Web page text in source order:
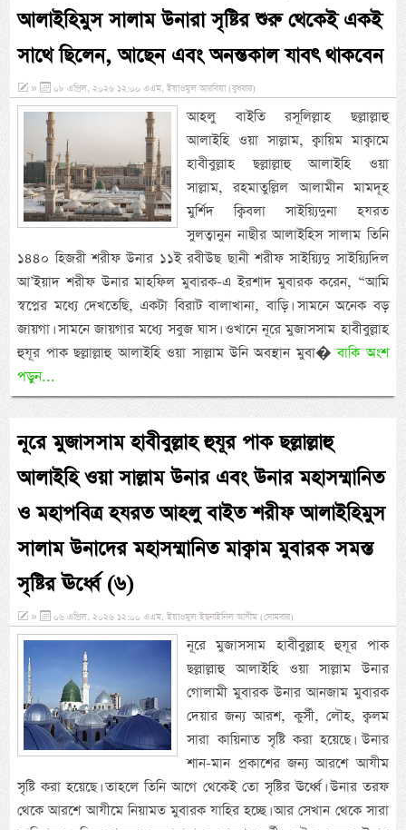
আলাইহিমুস সালাম উনারা সৃষ্টির শুরু থেকেই একই
সাথে ছিলেন, আছেন এবং অনন্তকাল যাবৎ থাকবেন
» ০৮ এপ্রিল, ২০২৬ ১২:০০ এএম, ইয়াওমুল আরবিয়া (বুধবার)
আহলু বাইতি রসূলিল্লাহ ছল্লাল্লাহু
আলাইহি ওয়া সাল্লাম, ক্বায়িম মাক্বামে
হাবীবুল্লাহ ছল্লাল্লাহু আলাইহি ওয়া
সাল্লাম, রহমাতুল্লিল আলামীন মামদূহ
মুর্শিদ ক্বিবলা সাইয়্যিদুনা হযরত
সুলত্বানুন নাছীর আলাইহিস সালাম তিনি
১৪৪০ হিজরী শরীফ উনার ১১ই রবীউছ ছানী শরীফ সাইয়্যিদু সাইয়্যিদিল
আ’ইয়াদ শরীফ উনার মাহফিল মুবারক-এ ইরশাদ মুবারক করেন, “আমি
স্বপ্নের মধ্যে দেখতেছি, একটা বিরাট বালাখানা, বাড়ি। সামনে অনেক বড়
জায়গা। সামনে জায়গার মধ্যে সবুজ ঘাস। ওখানে নূরে মুজাসসাম হাবীবুল্লাহ
হুযূর পাক ছল্লাল্লাহু আলাইহি ওয়া সাল্লাম উনি অবস্থান মুবা�বাকি অংশ
পড়ুন...
নূরে মুজাসসাম হাবীবুল্লাহ হুযূর পাক ছল্লাল্লাহু
আলাইহি ওয়া সাল্লাম উনার এবং উনার মহাসম্মানিত
ও মহাপবিত্র হযরত আহলু বাইত শরীফ আলাইহিমুস
সালাম উনাদের মহাসম্মানিত মাক্বাম মুবারক সমস্ত
সৃষ্টির ঊর্ধ্বে (৬)
» ০৬ এপ্রিল, ২০২৬ ১২:০০ এএম, ইয়াওমুল ইছনাইনিল আযীম (সোমবার)
নূরে মুজাসসাম হাবীবুল্লাহ হুযূর পাক
ছল্লাল্লাহু আলাইহি ওয়া সাল্লাম উনার
গোলামী মুবারক উনার আনজাম মুবারক
দেয়ার জন্য আরশ, কুর্সী, লৌহ, ক্বলম
সারা কায়িনাত সৃষ্টি করা হয়েছে। উনার
শান-মান প্রকাশের জন্য আরশে আযীম
সৃষ্টি করা হয়েছে। তাহলে তিনি আগে থেকেই তো সৃষ্টির ঊর্ধ্বে। উনার তরফ
থেকে আরশে আযীমে নিয়ামত মুবারক যাহির হচ্ছে। আর সেখান থেকে সারা